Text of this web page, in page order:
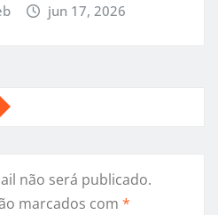
jun 17, 2026
não será publicado.
marcados com *